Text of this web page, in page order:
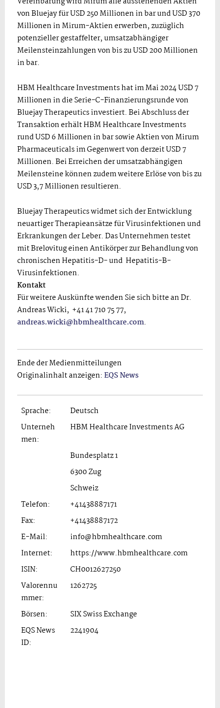
von Bluejay für USD 250 Millionen in bar und USD 370
Millionen in Mirum-Aktien erwerben, zuzüglich
potenzieller gestaffelter, umsatzabhängiger
Meilensteinzahlungen von bis zu USD 200 Millionen
in bar.
HBM Healthcare Investments hat im Mai 2024 USD 7
Millionen in die Serie-C-Finanzierungsrunde von
Bluejay Therapeutics investiert. Bei Abschluss der
Transaktion erhält HBM Healthcare Investments
rund USD 6 Millionen in bar sowie Aktien von Mirum
Pharmaceuticals im Gegenwert von derzeit USD 7
Millionen. Bei Erreichen der umsatzabhängigen
Meilensteine können zudem weitere Erlöse von bis zu
USD 3,7 Millionen resultieren.
Bluejay Therapeutics widmet sich der Entwicklung
neuartiger Therapieansätze für Virusinfektionen und
Erkrankungen der Leber. Das Unternehmen testet
mit Brelovitug einen Antikörper zur Behandlung von
chronischen Hepatitis-D- und Hepatitis-B-
Virusinfektionen.
Kontakt
Für weitere Auskünfte wenden Sie sich bitte an Dr.
Andreas Wicki, +41 41 710 75 77,
andreas.wicki@hbmhealthcare.com.
Ende der Medienmitteilungen
Originalinhalt anzeigen: EQS News
Sprache:
Deutsch
Unterneh
men:
HBM Healthcare Investments AG
Bundesplatz 1
6300 Zug
Schweiz
Telefon:
+41438887171
Fax:
+41438887172
E-Mail:
info@hbmhealthcare.com
Internet:
https://www.hbmhealthcare.com
ISIN:
CH0012627250
Valorennu
mmer:
1262725
Börsen:
SIX Swiss Exchange
EQS News
ID:
2241904